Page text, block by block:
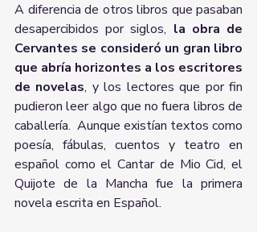
A diferencia de otros libros que pasaban
desapercibidos por siglos, la obra de
Cervantes se consideró un gran libro
que abría horizontes a los escritores
de novelas, y los lectores que por fin
pudieron leer algo que no fuera libros de
caballería.  Aunque existían textos como
poesía, fábulas, cuentos y teatro en
español como el Cantar de Mio Cid, el
Quijote de la Mancha fue la primera
novela escrita en Español.